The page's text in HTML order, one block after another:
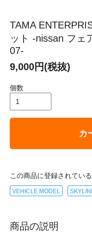
TAMA
ット -nissan フェ
07-
9,000円(税抜)
個数
カ
この商品に登録されてい
VEHICLE MODEL
商品の説明